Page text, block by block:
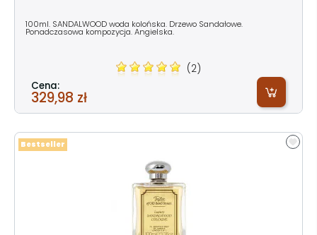
100ml. SANDALWOOD woda kolońska. Drzewo Sandałowe.
Ponadczasowa kompozycja. Angielska.
(2)
Cena:
329,98 zł
Bestseller